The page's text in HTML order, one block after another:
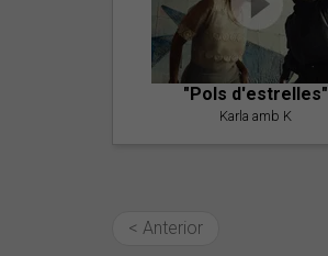
"Pols d'estrelles"
Karla amb K
< Anterior